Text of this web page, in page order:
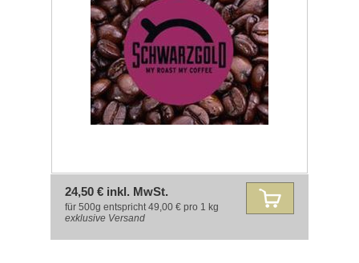
24,50 € inkl. MwSt.
für 500g entspricht 49,00 € pro 1 kg
exklusive Versand